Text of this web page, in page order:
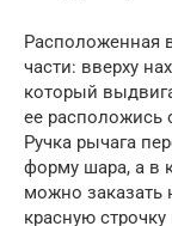
Расположенная
части: вверху
который
ее расположись
Ручка рычага
форму шара, а в
можно заказать
красную